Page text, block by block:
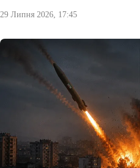
29 Липня 2026, 17:45